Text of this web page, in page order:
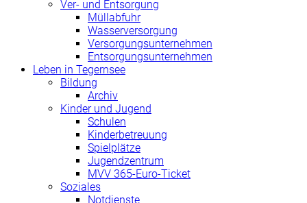
Ver- und Entsorgung
Müllabfuhr
Wasserversorgung
Versorgungsunternehmen
Entsorgungsunternehmen
Leben in Tegernsee
Bildung
Archiv
Kinder und Jugend
Schulen
Kinderbetreuung
Spielplätze
Jugendzentrum
MVV 365-Euro-Ticket
Soziales
Notdienste